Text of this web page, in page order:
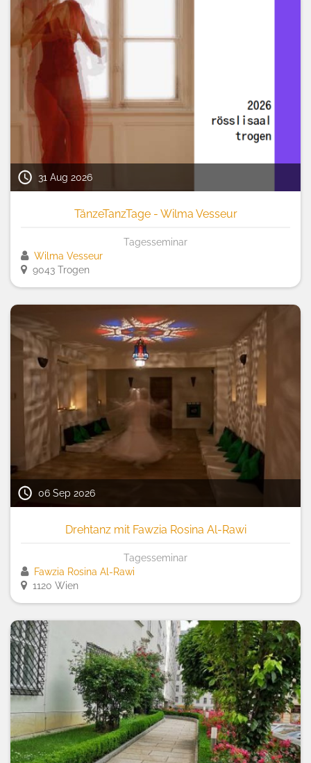
31 Aug 2026
TänzeTanzTage - Wilma Vesseur
Tagesseminar
Wilma Vesseur
9043 Trogen
06 Sep 2026
Drehtanz mit Fawzia Rosina Al-Rawi
Tagesseminar
Fawzia Rosina Al-Rawi
1120 Wien